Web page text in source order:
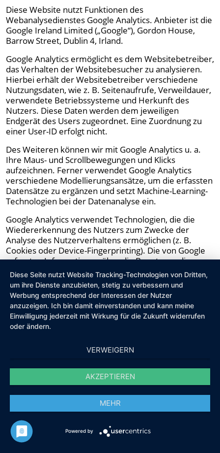
Diese Website nutzt Funktionen des
Webanalysedienstes Google Analytics. Anbieter ist die
Google Ireland Limited („Google“), Gordon House,
Barrow Street, Dublin 4, Irland.
Google Analytics ermöglicht es dem Websitebetreiber,
das Verhalten der Websitebesucher zu analysieren.
Hierbei erhält der Websitebetreiber verschiedene
Nutzungsdaten, wie z. B. Seitenaufrufe, Verweildauer,
verwendete Betriebssysteme und Herkunft des
Nutzers. Diese Daten werden dem jeweiligen
Endgerät des Users zugeordnet. Eine Zuordnung zu
einer User-ID erfolgt nicht.
Des Weiteren können wir mit Google Analytics u. a.
Ihre Maus- und Scrollbewegungen und Klicks
aufzeichnen. Ferner verwendet Google Analytics
verschiedene Modellierungsansätze, um die erfassten
Datensätze zu ergänzen und setzt Machine-Learning-
Technologien bei der Datenanalyse ein.
Google Analytics verwendet Technologien, die die
Wiedererkennung des Nutzers zum Zwecke der
Analyse des Nutzerverhaltens ermöglichen (z. B.
Cookies oder Device-Fingerprinting). Die von Google
erfassten Informationen über die Benutzung dieser
Website werden in der Regel an einen Server von
Google in den USA übertragen und dort gespeichert.
Die Nutzung dieses Dienstes erfolgt auf Grundlage
Ihrer Einwilligung nach Art. 6 Abs. 1 lit. a DSGVO und §
25 Abs. 1 TDDDG. Die Einwilligung ist jederzeit
widerrufbar.
Die Datenübertragung in die USA wird auf die
gestützt. Details finden Sie hier:
https://business.safety.google/adscontrollerterms/scc
Das Unternehmen verfügt über eine Zertifizierung
nach dem „EU-US Data Privacy Framework“ (DPF). Der
DPF ist ein Übereinkommen zwischen der
Europäischen Union und den USA, der die Einhaltung
Diese Seite nutzt Website Tracking-Technologien von Dritten,
um ihre Dienste anzubieten, stetig zu verbessern und
Werbung entsprechend der Interessen der Nutzer
anzuzeigen. Ich bin damit einverstanden und kann meine
Einwilligung jederzeit mit Wirkung für die Zukunft widerrufen
oder ändern.
VERWEIGERN
AKZEPTIEREN
MEHR
Powered by